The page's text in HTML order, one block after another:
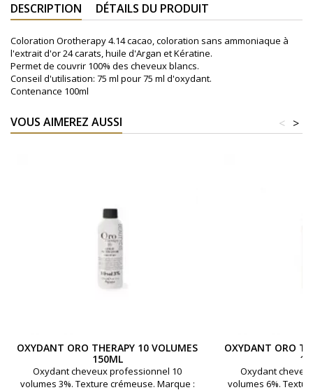
DESCRIPTION DÉTAILS DU PRODUIT
Coloration Orotherapy 4.14 cacao, coloration sans ammoniaque à
l'extrait d'or 24 carats, huile d'Argan et Kératine.
Permet de couvrir 100% des cheveux blancs.
Conseil d'utilisation: 75 ml pour 75 ml d'oxydant.
Contenance 100ml
VOUS AIMEREZ AUSSI >
<
OXYDANT ORO THERAPY 10 VOLUMES
150ML
Oxydant cheveux professionnel 10
volumes 3%. Texture crémeuse. Marque :
OXYDANT ORO
Oxydant
volumes 6%.